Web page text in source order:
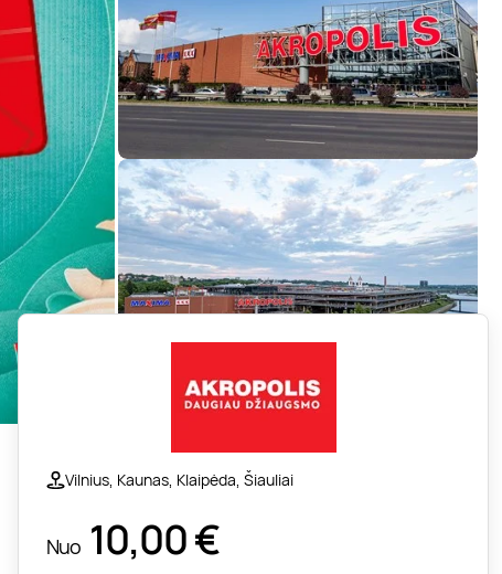
Vilnius, Kaunas, Klaipėda, Šiauliai
Nuo 10,00€